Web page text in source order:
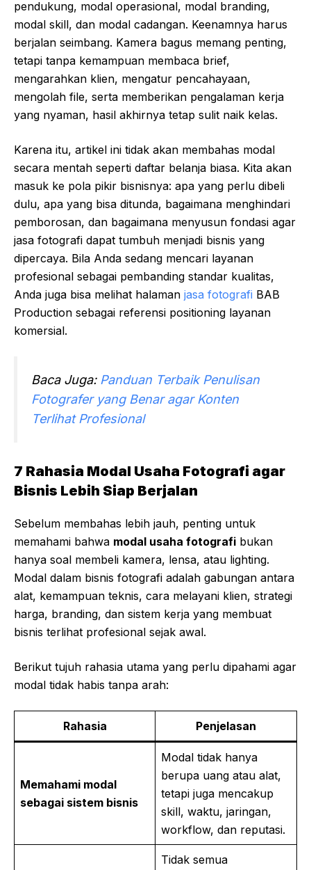
pendukung, modal operasional, modal branding,
modal skill, dan modal cadangan. Keenamnya harus
berjalan seimbang. Kamera bagus memang penting,
tetapi tanpa kemampuan membaca brief,
mengarahkan klien, mengatur pencahayaan,
mengolah file, serta memberikan pengalaman kerja
yang nyaman, hasil akhirnya tetap sulit naik kelas.
Karena itu, artikel ini tidak akan membahas modal
secara mentah seperti daftar belanja biasa. Kita akan
masuk ke pola pikir bisnisnya: apa yang perlu dibeli
dulu, apa yang bisa ditunda, bagaimana menghindari
pemborosan, dan bagaimana menyusun fondasi agar
jasa fotografi dapat tumbuh menjadi bisnis yang
dipercaya. Bila Anda sedang mencari layanan
profesional sebagai pembanding standar kualitas,
Anda juga bisa melihat halaman jasa fotografi BAB
Production sebagai referensi positioning layanan
komersial.
Baca Juga: Panduan Terbaik Penulisan
Fotografer yang Benar agar Konten
Terlihat Profesional
7 Rahasia Modal Usaha Fotografi agar
Bisnis Lebih Siap Berjalan
Sebelum membahas lebih jauh, penting untuk
memahami bahwa modal usaha fotografi bukan
hanya soal membeli kamera, lensa, atau lighting.
Modal dalam bisnis fotografi adalah gabungan antara
alat, kemampuan teknis, cara melayani klien, strategi
harga, branding, dan sistem kerja yang membuat
bisnis terlihat profesional sejak awal.
Berikut tujuh rahasia utama yang perlu dipahami agar
modal tidak habis tanpa arah:
Rahasia Penjelasan
Memahami modal
sebagai sistem bisnis
Modal tidak hanya
berupa uang atau alat,
tetapi juga mencakup
skill, waktu, jaringan,
workflow, dan reputasi.
Tidak semua